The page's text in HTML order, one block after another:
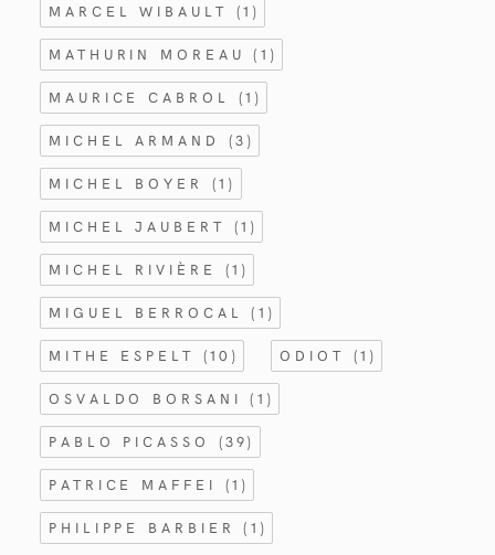
MARCEL WIBAULT (1)
MATHURIN MOREAU(1)
MAURICE CABROL (1)
MICHEL ARMAND (3)
MICHEL BOYER (1)
MICHEL JAUBERT (1)
MICHEL RIVIÈRE (1)
MIGUEL BERROCAL(1)
MITHE ESPELT (10) ODIOT (1)
OSVALDO BORSANI(1)
PABLO PICASSO (39)
PATRICE MAFFEI (1)
PHILIPPE BARBIER(1)